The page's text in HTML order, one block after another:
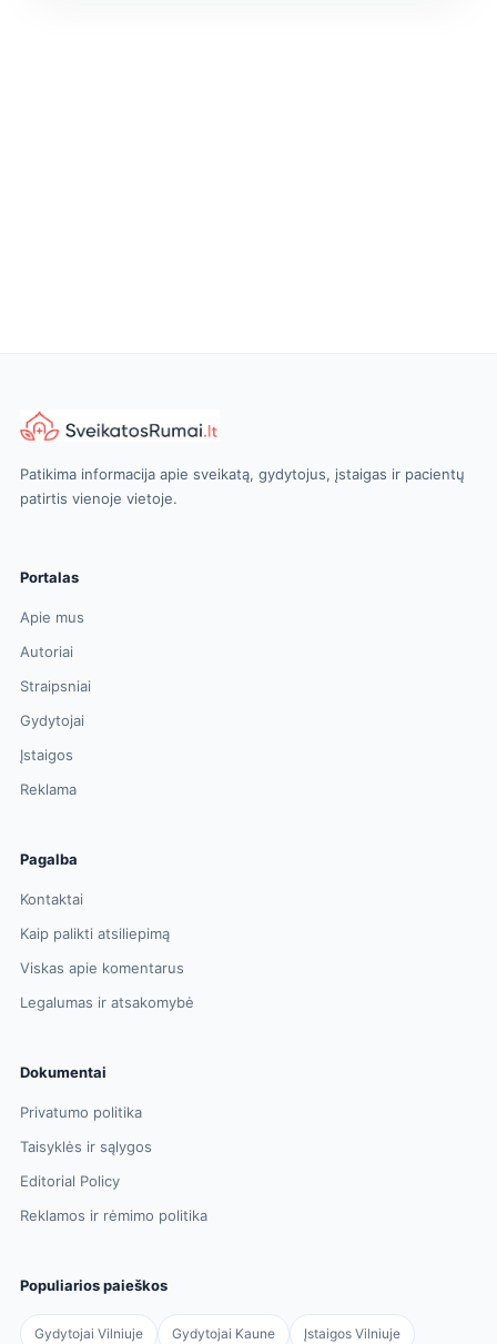
Patikima informacija apie sveikatą, gydytojus, įstaigas ir pacientų
patirtis vienoje vietoje.
Portalas
Apie mus
Autoriai
Straipsniai
Gydytojai
Įstaigos
Reklama
Pagalba
Kontaktai
Kaip palikti atsiliepimą
Viskas apie komentarus
Legalumas ir atsakomybė
Dokumentai
Privatumo politika
Taisyklės ir sąlygos
Editorial Policy
Reklamos ir rėmimo politika
Populiarios paieškos
Gydytojai Vilniuje Gydytojai Kaune Įstaigos Vilniuje